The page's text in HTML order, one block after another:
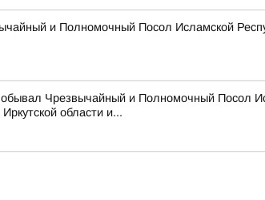
и Полномочный Посол Исламской
Чрезвычайный и Полномочный Посол
области и...